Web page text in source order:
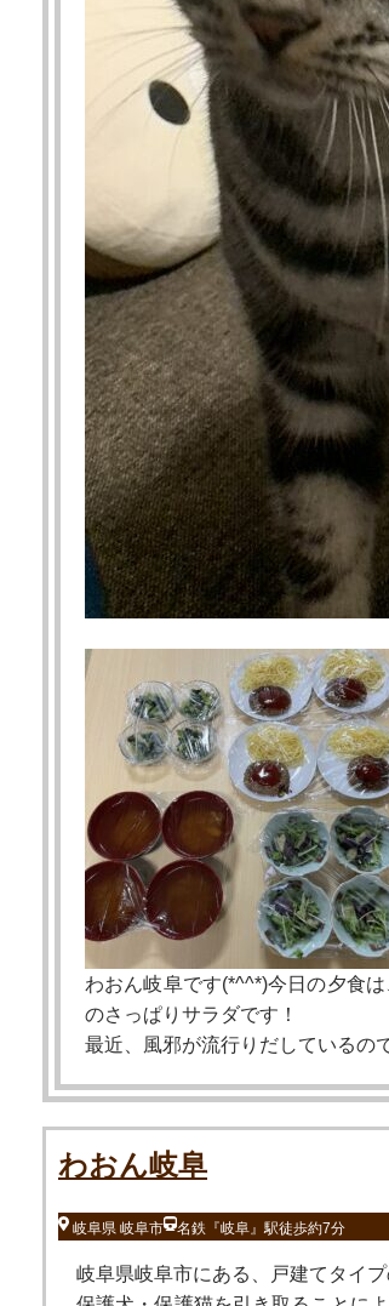
わおん岐阜です(*^^*)今日の夕食
のさっぱりサラダです！
最近、風邪が流行りだしているの
わおん岐阜
岐阜県 岐阜市 名鉄『岐阜』駅徒歩約7分
岐阜県岐阜市にある、戸建てタイ